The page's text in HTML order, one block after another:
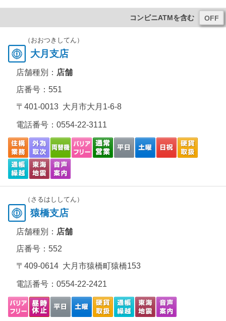
コンビニATMを含む
（おおつきしてん）
大月支店
店舗種別： 店舗
店番号：551
〒401-0013 大月市大月1-6-8
電話番号： 0554-22-3111
（さるはししてん）
猿橋支店
店舗種別： 店舗
店番号：552
〒409-0614 大月市猿橋町猿橋153
電話番号： 0554-22-2421